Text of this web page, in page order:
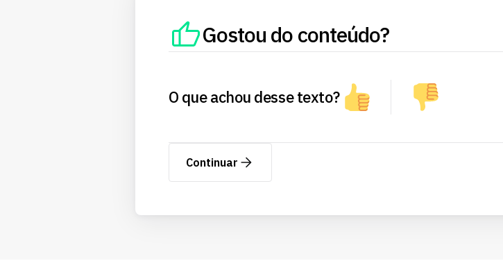
Gostou do conteúdo?
O que achou desse texto?
Continuar